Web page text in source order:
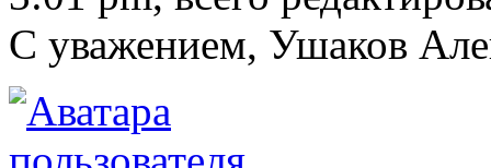
С уважением, Ушаков